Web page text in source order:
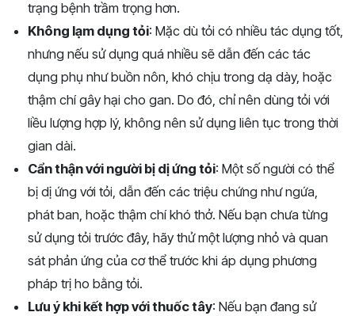
trạng bệnh trầm trọng hơn.
Không lạm dụng tỏi: Mặc dù tỏi có nhiều tác dụng tốt,
nhưng nếu sử dụng quá nhiều sẽ dẫn đến các tác
dụng phụ như buồn nôn, khó chịu trong dạ dày, hoặc
thậm chí gây hại cho gan. Do đó, chỉ nên dùng tỏi với
liều lượng hợp lý, không nên sử dụng liên tục trong thời
gian dài.
Cẩn thận với người bị dị ứng tỏi: Một số người có thể
bị dị ứng với tỏi, dẫn đến các triệu chứng như ngứa,
phát ban, hoặc thậm chí khó thở. Nếu bạn chưa từng
sử dụng tỏi trước đây, hãy thử một lượng nhỏ và quan
sát phản ứng của cơ thể trước khi áp dụng phương
pháp trị ho bằng tỏi.
Lưu ý khi kết hợp với thuốc tây: Nếu bạn đang sử